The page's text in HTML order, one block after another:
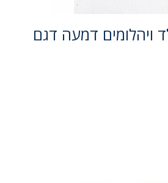
ויהלומים דמעה דגם